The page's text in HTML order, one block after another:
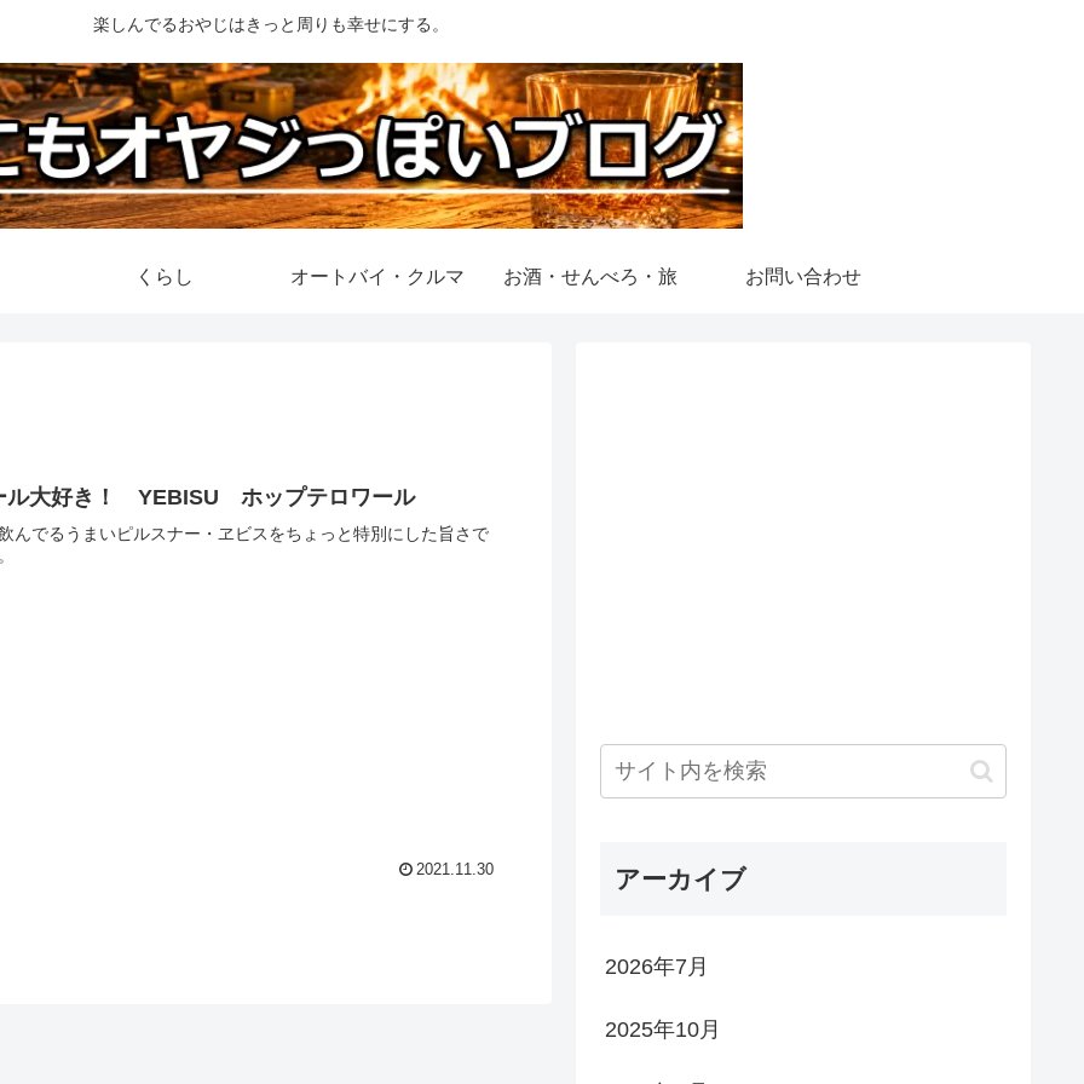
楽しんでるおやじはきっと周りも幸せにする。
くらし オートバイ・クルマ お酒・せんべろ・旅 お問い合わせ
ル大好き！ YEBISU ホップテロワール
んでるうまいピルスナー・ヱビスをちょっと特別にした旨さで
2021.11.30 アーカイブ
2026年7月
2025年10月